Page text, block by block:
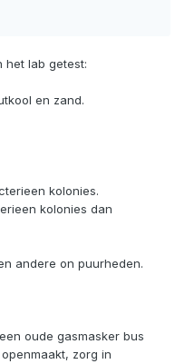
het lab getest:
en zand.
kolonies.
kolonies dan
andere on puurheden.
oude gasmasker bus
zorg in